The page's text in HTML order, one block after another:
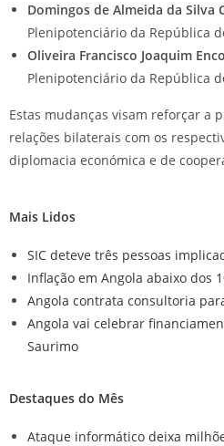
Domingos de Almeida da Silva
Plenipotenciário da República
Oliveira Francisco Joaquim
Plenipotenciário da República
Estas mudanças visam reforçar a
relações bilaterais com os
diplomacia económica e de
Mais Lidos
SIC deteve três pessoas
Inflação em Angola abaixo dos
Angola contrata consultoria
Angola vai celebrar
Saurimo
Destaques do Mês
Ataque informático deixa